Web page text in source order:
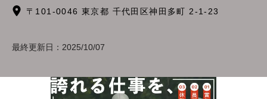
〒101-0046 東京都 千代田区神田多町 2-1-23
最終更新日： 2025/10/07